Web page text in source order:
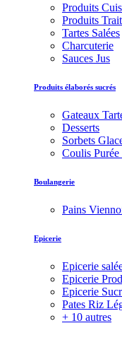
Produits
Produits
Tartes Salées
Charcuterie
Sauces Jus
Produits élaborés sucrés
Gateaux
Desserts
Sorbets
Coulis Purée
Boulangerie
Pains
Epicerie
Epicerie
Epicerie
Epicerie
Pates Riz
+ 10 autres